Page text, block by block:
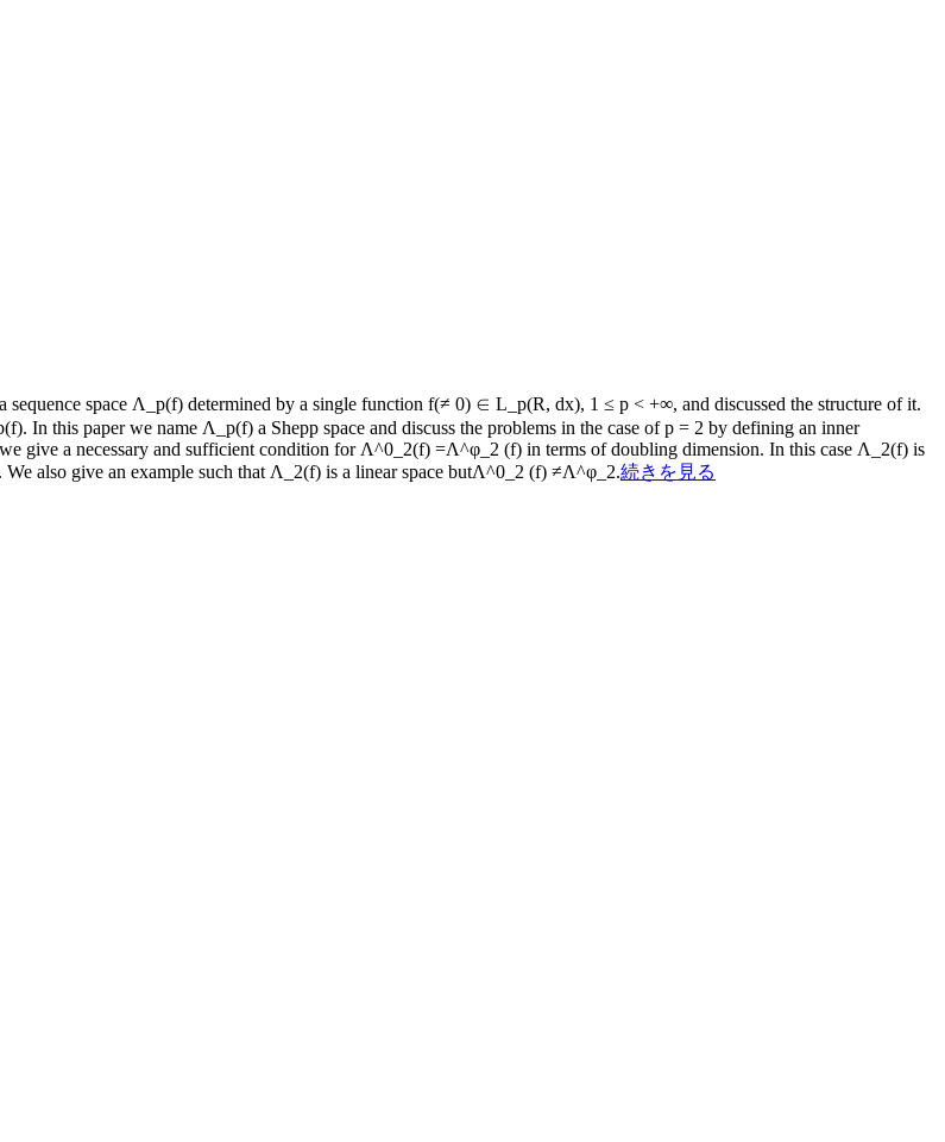
space Λ_p(f) determined by a single function f(≠ 0) ∈ L_p(R, dx), 1 ≤ p < +∞, and discussed the structure of it.
In this paper we name Λ_p(f) a Shepp space and discuss the problems in the case of p = 2 by defining an inner
give a necessary and sufficient condition for Λ^0_2(f) =Λ^φ_2 (f) in terms of doubling dimension. In this case Λ_2(f) is
We also give an example such that Λ_2(f) is a linear space butΛ^0_2 (f) ≠Λ^φ_2.続きを見る